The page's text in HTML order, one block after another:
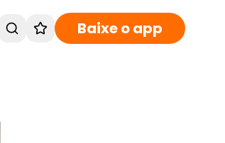
Baixe o app